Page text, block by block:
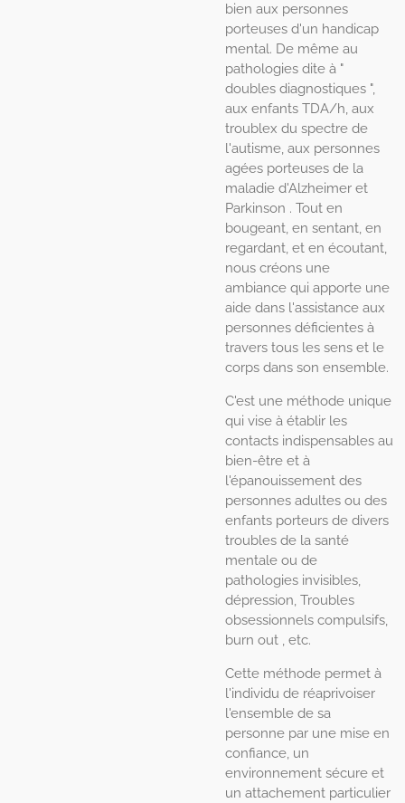
bien aux personnes
porteuses d'un handicap
mental. De même au
pathologies dite à "
doubles diagnostiques ",
aux enfants TDA/h, aux
troublex du spectre de
l'autisme, aux personnes
agées porteuses de la
maladie d'Alzheimer et
Parkinson . Tout en
bougeant, en sentant, en
regardant, et en écoutant,
nous créons une
ambiance qui apporte une
aide dans l'assistance aux
personnes déficientes à
travers tous les sens et le
corps dans son ensemble.
C'est une méthode unique
qui vise à établir les
contacts indispensables au
bien-être et à
l'épanouissement des
personnes adultes ou des
enfants porteurs de divers
troubles de la santé
mentale ou de
pathologies invisibles,
dépression, Troubles
obsessionnels compulsifs,
burn out , etc.
Cette méthode permet à
l'individu de réaprivoiser
l'ensemble de sa
personne par une mise en
confiance, un
environnement sécure et
un attachement particulier